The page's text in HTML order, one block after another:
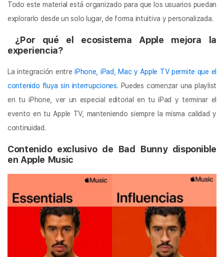
Todo este material está organizado para que los usuarios puedan
explorarlo desde un solo lugar, de forma intuitiva y personalizada.
¿Por qué el ecosistema Apple mejora la
experiencia?
La integración entreiPhone, iPad, Mac y Apple TV permite que el
contenido fluya sin interrupciones. Puedes comenzar una playlist
en tu iPhone, ver un especial editorial en tu iPad y terminar el
evento en tu Apple TV, manteniendo siempre la misma calidad y
continuidad.
Contenido exclusivo de Bad Bunny disponible
en Apple Music